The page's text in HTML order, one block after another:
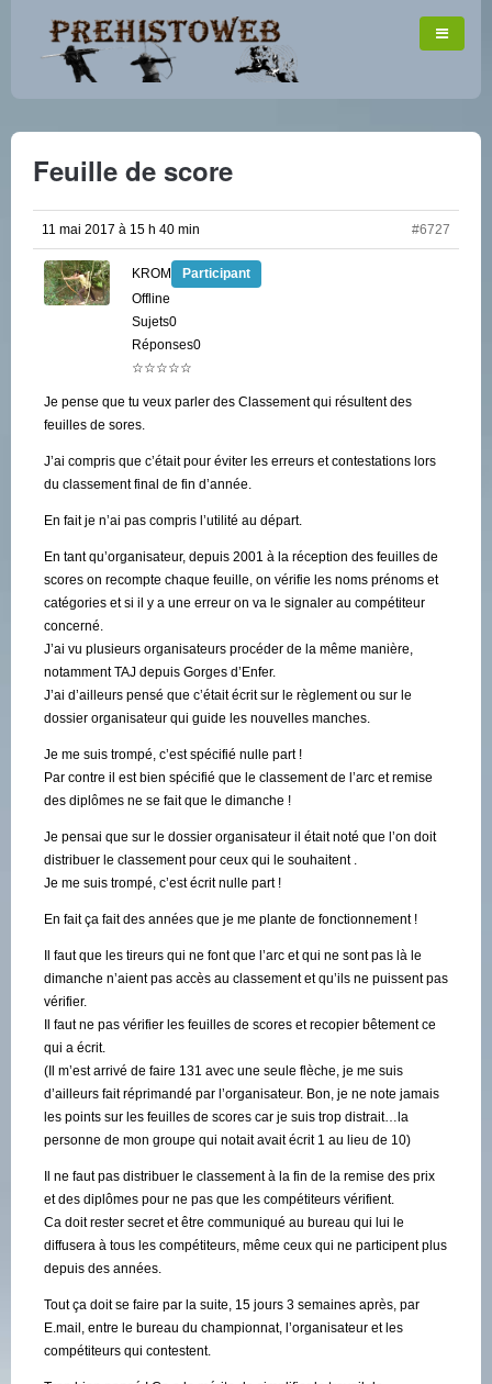
Feuille de score
11 mai 2017 à 15 h 40 min #6727
KROM
Participant
Offline
Sujets0
Réponses0
☆☆☆☆☆
Je pense que tu veux parler des Classement qui résultent des
feuilles de sores.
J’ai compris que c’était pour éviter les erreurs et contestations lors
du classement final de fin d’année.
En fait je n’ai pas compris l’utilité au départ.
En tant qu’organisateur, depuis 2001 à la réception des feuilles de
scores on recompte chaque feuille, on vérifie les noms prénoms et
catégories et si il y a une erreur on va le signaler au compétiteur
concerné.
J’ai vu plusieurs organisateurs procéder de la même manière,
notamment TAJ depuis Gorges d’Enfer.
J’ai d’ailleurs pensé que c’était écrit sur le règlement ou sur le
dossier organisateur qui guide les nouvelles manches.
Je me suis trompé, c’est spécifié nulle part !
Par contre il est bien spécifié que le classement de l’arc et remise
des diplômes ne se fait que le dimanche !
Je pensai que sur le dossier organisateur il était noté que l’on doit
distribuer le classement pour ceux qui le souhaitent .
Je me suis trompé, c’est écrit nulle part !
En fait ça fait des années que je me plante de fonctionnement !
Il faut que les tireurs qui ne font que l’arc et qui ne sont pas là le
dimanche n’aient pas accès au classement et qu’ils ne puissent pas
vérifier.
Il faut ne pas vérifier les feuilles de scores et recopier bêtement ce
qui a écrit.
(Il m’est arrivé de faire 131 avec une seule flèche, je me suis
d’ailleurs fait réprimandé par l’organisateur. Bon, je ne note jamais
les points sur les feuilles de scores car je suis trop distrait…la
personne de mon groupe qui notait avait écrit 1 au lieu de 10)
Il ne faut pas distribuer le classement à la fin de la remise des prix
et des diplômes pour ne pas que les compétiteurs vérifient.
Ca doit rester secret et être communiqué au bureau qui lui le
diffusera à tous les compétiteurs, même ceux qui ne participent plus
depuis des années.
Tout ça doit se faire par la suite, 15 jours 3 semaines après, par
E.mail, entre le bureau du championnat, l’organisateur et les
compétiteurs qui contestent.